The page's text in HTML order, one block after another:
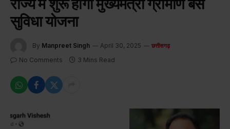
सुविधा योजना
By Manpreet Singh April 30, 2025 छत्तीसगढ़
No Comments 3 Mins Read